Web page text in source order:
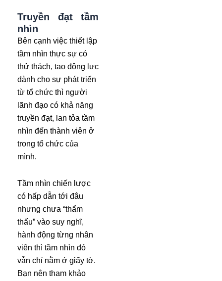
Truyền đạt tầm
nhìn
Bên cạnh việc thiết lập
tầm nhìn thực sự có
thử thách, tạo động lực
dành cho sự phát triển
từ tổ chức thì người
lãnh đạo có khả năng
truyền đạt, lan tỏa tầm
nhìn đến thành viên ở
trong tổ chức của
mình.
Tầm nhìn chiến lược
có hấp dẫn tới đâu
nhưng chưa “thẩm
thấu” vào suy nghĩ,
hành động từng nhân
viên thì tầm nhìn đó
vẫn chỉ nằm ở giấy tờ.
Bạn nên tham khảo